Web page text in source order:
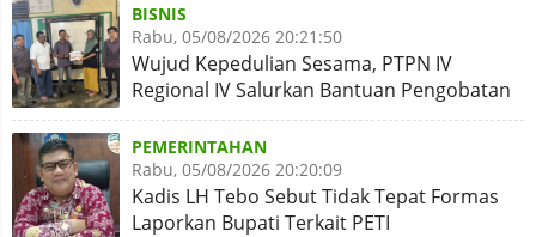
BISNIS
Rabu, 05/08/2026 20:21:50
Wujud Kepedulian Sesama, PTPN IV
Regional IV Salurkan Bantuan Pengobatan
Putri Karyawan Pemanen
PEMERINTAHAN
Rabu, 05/08/2026 20:20:09
Kadis LH Tebo Sebut Tidak Tepat Formas
Laporkan Bupati Terkait PETI